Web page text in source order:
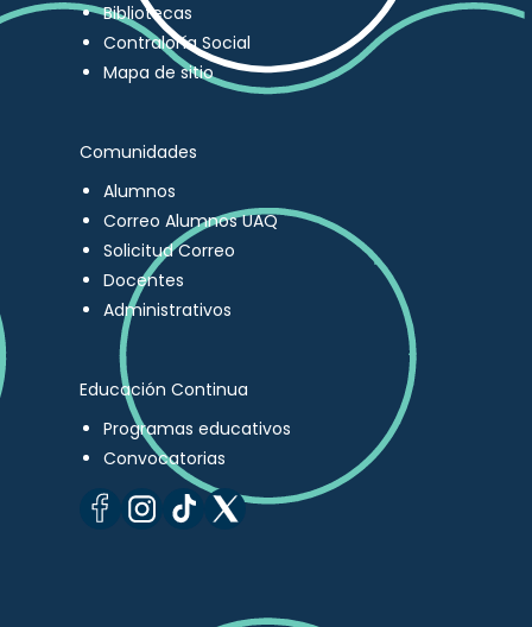
Bibliotecas
Contraloría Social
Mapa de sitio
Comunidades
Alumnos
Correo Alumnos UAQ
Solicitud Correo
Docentes
Administrativos
Educación Continua
Programas educativos
Convocatorias